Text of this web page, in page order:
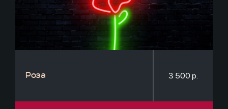
Роза 3 500 р.